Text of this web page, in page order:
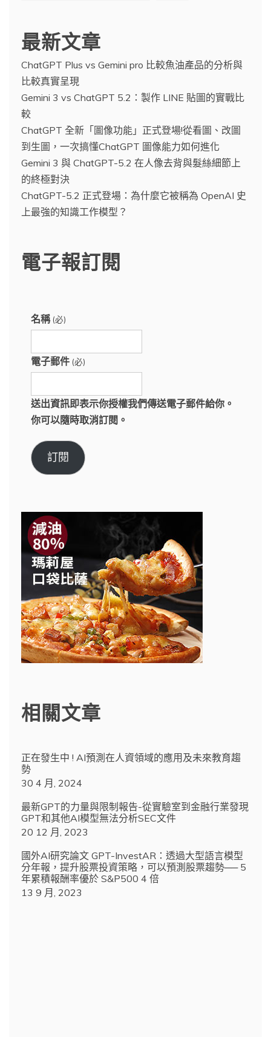
最新文章
ChatGPT Plus vs Gemini pro 比較魚油產品的分析與
比較真實呈現
Gemini 3 vs ChatGPT 5.2：製作 LINE 貼圖的實戰比
較
ChatGPT 全新「圖像功能」正式登場!從看圖、改圖
到生圖，一次搞懂ChatGPT 圖像能力如何進化
Gemini 3 與 ChatGPT-5.2 在人像去背與髮絲細節上
的終極對決
ChatGPT-5.2 正式登場：為什麼它被稱為 OpenAI 史
上最強的知識工作模型？
電子報訂閱
名稱 (必)
電子郵件 (必)
送出資訊即表示你授權我們傳送電子郵件給你。
你可以隨時取消訂閱。
訂閱
相關文章
正在發生中 ! AI預測在人資領域的應用及未來教育趨
勢
30 4 月, 2024
最新GPT的力量與限制報告-從實驗室到金融行業發現
GPT和其他AI模型無法分析SEC文件
20 12 月, 2023
國外AI研究論文 GPT-InvestAR：透過大型語言模型
分年報，提升股票投資策略，可以預測股票趨勢── 5
年累積報酬率優於 S&P500 4 倍
13 9 月, 2023